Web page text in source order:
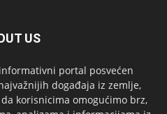
US
portal posvećen
događaja iz zemlje,
korisnicima omogućimo brz,